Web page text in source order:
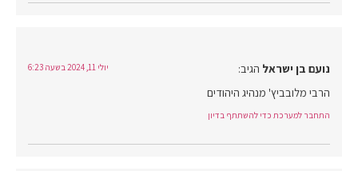
נועם בן ישראל הגיב: יולי 11, 2024 בשעה 6:23
הרבי מלובביץ' מנהיג היהודים
התחבר למערכת כדי להשתתף בדיון